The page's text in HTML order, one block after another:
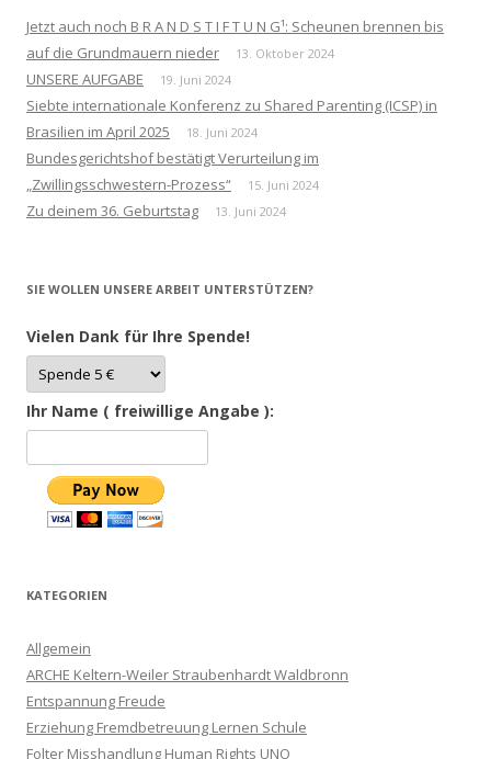
Jetzt auch noch B R A N D S T I F T U N G¹: Scheunen brennen bis
auf die Grundmauern nieder
13. Oktober 2024
UNSERE AUFGABE 19. Juni 2024
Siebte internationale Konferenz zu Shared Parenting (ICSP) in
Brasilien im April 2025
18. Juni 2024
Bundesgerichtshof bestätigt Verurteilung im
„Zwillingsschwestern-Prozess“
15. Juni 2024
Zu deinem 36. Geburtstag 13. Juni 2024
SIE WOLLEN UNSERE ARBEIT UNTERSTÜTZEN?
Vielen Dank für Ihre Spende!
Ihr Name ( freiwillige Angabe ):
KATEGORIEN
Allgemein
ARCHE Keltern-Weiler Straubenhardt Waldbronn
Entspannung Freude
Erziehung Fremdbetreuung Lernen Schule
Folter Misshandlung Human Rights UNO